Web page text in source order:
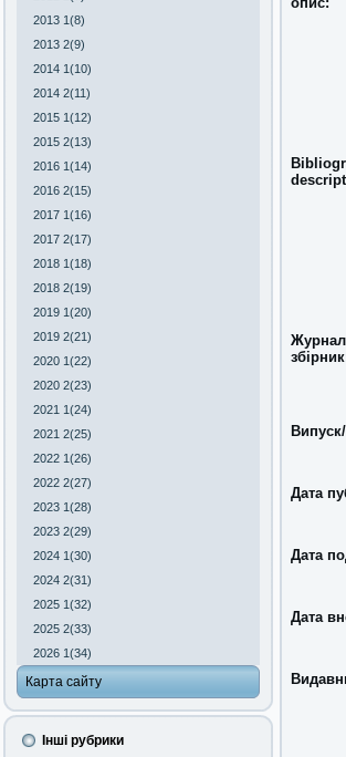
2013 1(8)
2013 2(9)
2014 1(10)
2014 2(11)
2015 1(12)
2015 2(13)
2016 1(14)
2016 2(15)
2017 1(16)
2017 2(17)
2018 1(18)
2018 2(19)
2019 1(20)
2019 2(21)
2020 1(22)
2020 2(23)
2021 1(24)
2021 2(25)
2022 1(26)
2022 2(27)
2023 1(28)
2023 2(29)
2024 1(30)
2024 2(31)
2025 1(32)
2025 2(33)
2026 1(34)
Карта сайту
Інші рубрики
Дата
Дата
Дата